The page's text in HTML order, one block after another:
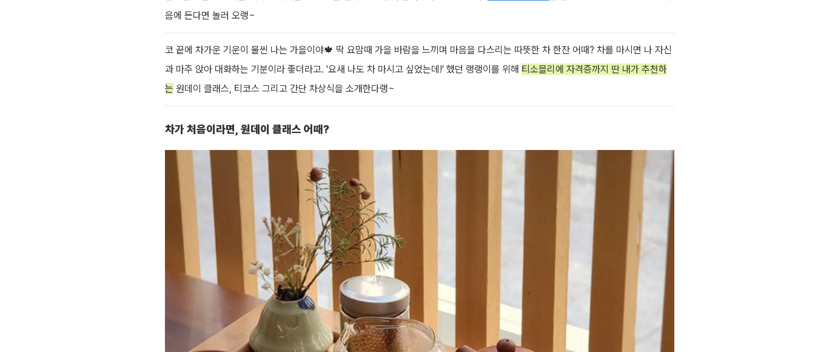
음에 든다면 놀러 오랭~
코 끝에 차가운 기운이 물씬 나는 가을이야🍁 딱 요맘때 가을 바람을 느끼며 마음을 다스리는 따뜻한 차 한잔 어때? 차를 마시면 나 자신
과 마주 앉아 대화하는 기분이라 좋더라고. '요새 나도 차 마시고 싶었는데!' 했던 랭랭이를 위해 티소믈리에 자격증까지 딴 내가 추천하
는 원데이 클래스, 티코스 그리고 간단 차상식을 소개한다랭~
차가 처음이라면, 원데이 클래스 어때?